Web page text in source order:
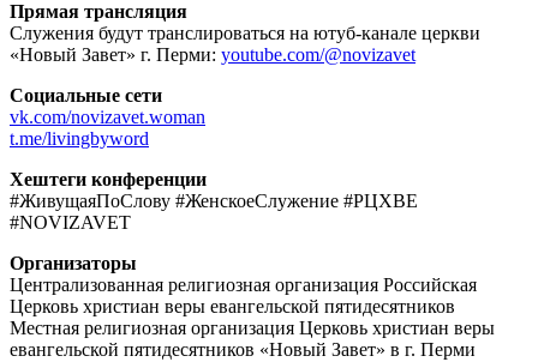
Прямая трансляция
Служения будут транслироваться на ютуб-канале церкви
«Новый Завет» г. Перми: youtube.com/@novizavet
Социальные сети
vk.com/novizavet.woman
t.me/livingbyword
Хештеги конференции
#ЖивущаяПоСлову #ЖенскоеСлужение #РЦХВЕ
#NOVIZAVET
Организаторы
Централизованная религиозная организация Российская
Церковь христиан веры евангельской пятидесятников
Местная религиозная организация Церковь христиан веры
евангельской пятидесятников «Новый Завет» в г. Перми